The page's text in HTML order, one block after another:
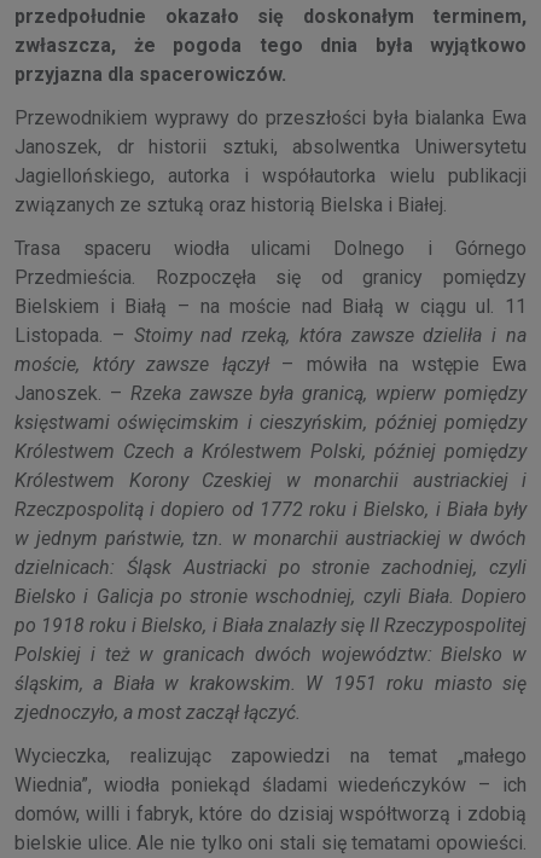
przedpołudnie okazało się doskonałym terminem,
zwłaszcza, że pogoda tego dnia była wyjątkowo
przyjazna dla spacerowiczów.
Przewodnikiem wyprawy do przeszłości była bialanka Ewa
Janoszek, dr historii sztuki, absolwentka Uniwersytetu
Jagiellońskiego, autorka i współautorka wielu publikacji
związanych ze sztuką oraz historią Bielska i Białej.
Trasa spaceru wiodła ulicami Dolnego i Górnego
Przedmieścia. Rozpoczęła się od granicy pomiędzy
Bielskiem i Białą – na moście nad Białą w ciągu ul. 11
Listopada. – Stoimy nad rzeką, która zawsze dzieliła i na
moście, który zawsze łączył– mówiła na wstępie Ewa
Janoszek. – Rzeka zawsze była granicą, wpierw pomiędzy
księstwami oświęcimskim i cieszyńskim, później pomiędzy
Królestwem Czech a Królestwem Polski, później pomiędzy
Królestwem Korony Czeskiej w monarchii austriackiej i
Rzeczpospolitą i dopiero od 1772 roku i Bielsko, i Biała były
w jednym państwie, tzn. w monarchii austriackiej w dwóch
dzielnicach: Śląsk Austriacki po stronie zachodniej, czyli
Bielsko i Galicja po stronie wschodniej, czyli Biała. Dopiero
po 1918 roku i Bielsko, i Biała znalazły się II Rzeczypospolitej
Polskiej i też w granicach dwóch województw: Bielsko w
śląskim, a Biała w krakowskim. W 1951 roku miasto się
zjednoczyło, a most zaczął łączyć.
Wycieczka, realizując zapowiedzi na temat „małego
Wiednia”, wiodła poniekąd śladami wiedeńczyków – ich
domów, willi i fabryk, które do dzisiaj współtworzą i zdobią
bielskie ulice. Ale nie tylko oni stali się tematami opowieści.